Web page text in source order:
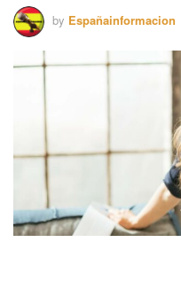
by Españainformacion